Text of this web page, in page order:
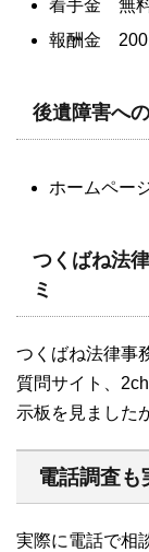
着手金 無
報酬金
後遺障害へ
ホームペー
つくばね法
ミ
つくばね法律事
質問サイト、
示板を見ました
電話調査も
実際に電話で相